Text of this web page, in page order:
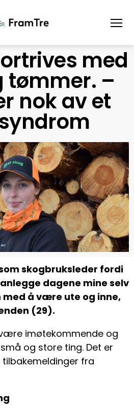
med
tømmer. –
nok av et
skogbruksleder fordi
dagene mine selv
å være ute og inne,
(29).
imøtekommende og
og store ting. Det er
fra